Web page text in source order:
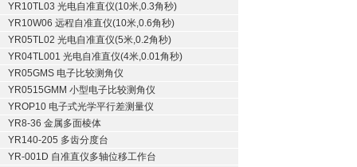
YR10TL03 光电自准直仪(10米,0.3角秒)
YR10W06 远程自准直仪(10米,0.6角秒)
YR05TL02 光电自准直仪(5米,0.2角秒)
YR04TL001 光电自准直仪(4米,0.01角秒)
YR05GMS 电子比较测角仪
YR0515GMM 小型电子比较测角仪
YROP10 电子式光学平行差测量仪
YR8-36 金属多面棱体
YR140-205 多齿分度台
YR-001D 自准直仪多轴位移工作台